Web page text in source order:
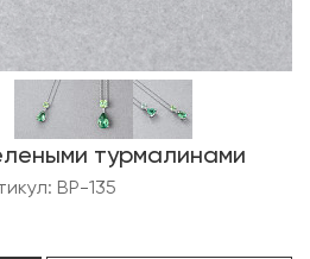
турмалинами
BP-135